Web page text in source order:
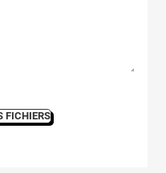
FICHIERS